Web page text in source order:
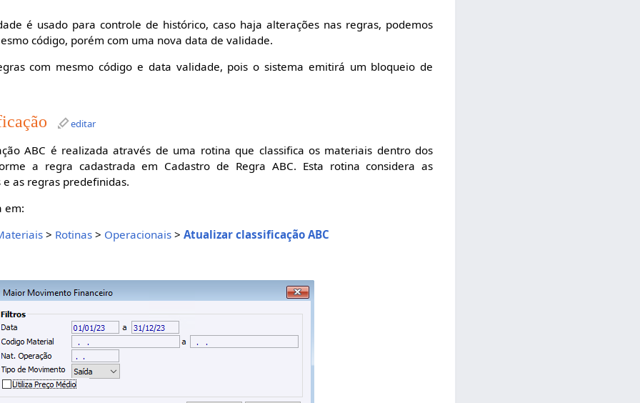
é usado para controle de histórico, caso haja alterações nas regras, podemos
código, porém com uma nova data de validade.
com mesmo código e data validade, pois o sistema emitirá um bloqueio de
editar
ABC é realizada através de uma rotina que classifica os materiais dentro dos
a regra cadastrada em Cadastro de Regra ABC. Esta rotina considera as
as regras predefinidas.
em:
> Rotinas > Operacionais >Atualizar classificação ABC